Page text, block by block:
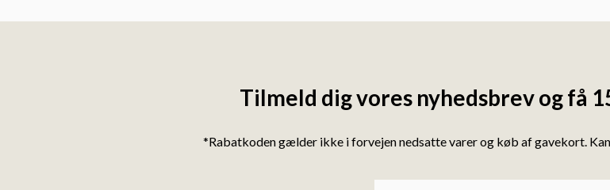
Tilmeld dig vores nyhedsbrev og få
*Rabatkoden gælder ikke i forvejen nedsatte varer og køb af gavekort.